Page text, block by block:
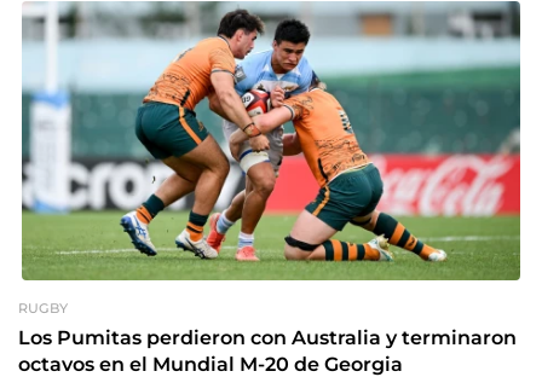
RUGBY
Los Pumitas perdieron con Australia y terminaron
octavos en el Mundial M-20 de Georgia